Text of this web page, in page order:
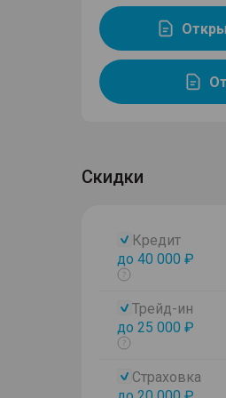
Скидки
Кредит
до 40 000 ₽
Показать
Трейд-ин
до 25 000 ₽
Показать
Страховка